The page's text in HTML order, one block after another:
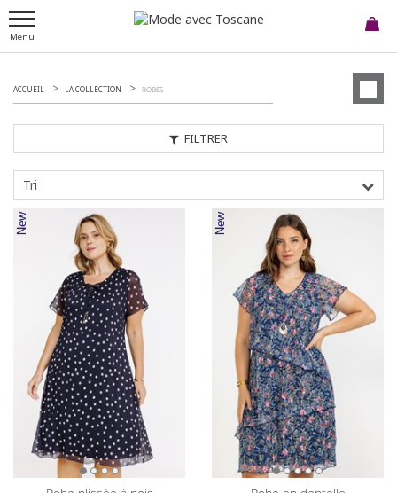
Menu
FILTRER
ACCUEIL LA COLLECTION ROBES
Tri